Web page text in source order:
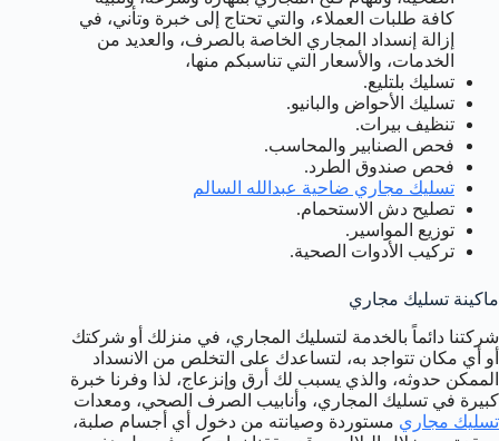
كافة طلبات العملاء، والتي تحتاج إلى خبرة وتأني، في
إزالة إنسداد المجاري الخاصة بالصرف، والعديد من
الخدمات، والأسعار التي تناسبكم منها،
تسليك بلتليع.
تسليك الأحواض والبانيو.
تنظيف بيرات.
فحص الصنابير والمحاسب.
فحص صندوق الطرد.
تسليك مجاري ضاحية عبدالله السالم
تصليح دش الاستحمام.
توزيع المواسير.
تركيب الأدوات الصحية.
ماكينة تسليك مجاري
شركتنا دائماً بالخدمة لتسليك المجاري، في منزلك أو شركتك
أو أي مكان تتواجد به، لتساعدك على التخلص من الانسداد
الممكن حدوثه، والذي يسبب لك أرق وإنزعاج، لذا وفرنا خبرة
كبيرة في تسليك المجاري، وأنابيب الصرف الصحي، ومعدات
تسليك مجاري مستوردة وصيانته من دخول أي أجسام صلبة،